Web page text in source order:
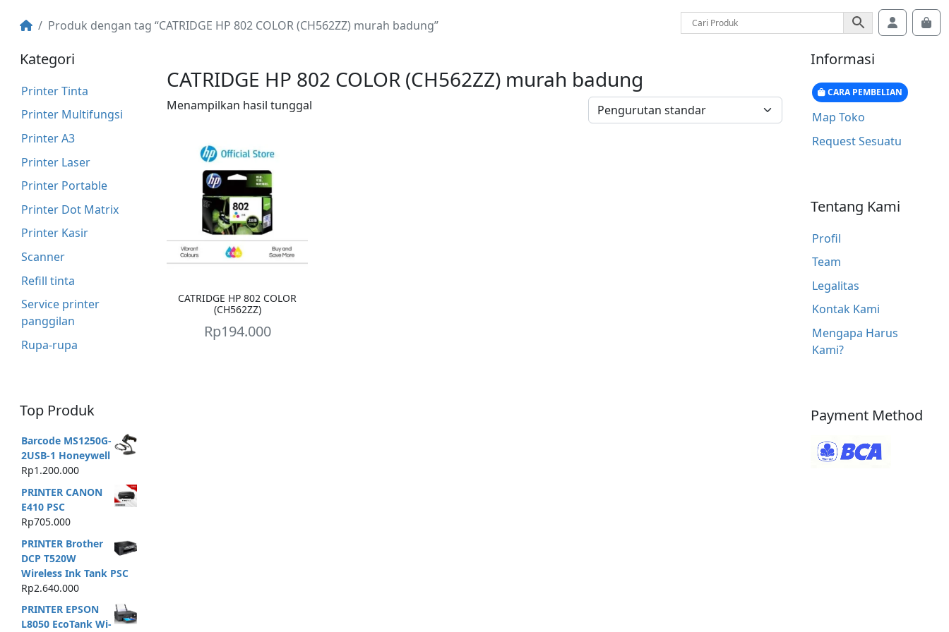
Produk dengan tag “CATRIDGE HP 802 COLOR (CH562ZZ) murah badung” Account
Kategori
Printer Tinta
Printer Multifungsi
Printer A3
Printer Laser
Printer Portable
Printer Dot Matrix
Printer Kasir
Scanner
Refill tinta
Service printer
panggilan
Rupa-rupa
Top Produk
Barcode MS1250G-
2USB-1 Honeywell
Rp1.200.000
PRINTER CANON
E410 PSC
Rp705.000
PRINTER Brother
DCP T520W
Wireless Ink Tank PSC
Rp2.640.000
PRINTER EPSON
L8050 EcoTank Wi-
CATRIDGE HP 802 COLOR (CH562ZZ) murah badung
Menampilkan hasil tunggal
CATRIDGE HP 802 COLOR
(CH562ZZ)
Rp194.000
Informasi
CARA PEMBELIAN
Map Toko
Request Sesuatu
Tentang Kami
Profil
Team
Legalitas
Kontak Kami
Mengapa Harus
Kami?
Payment Method